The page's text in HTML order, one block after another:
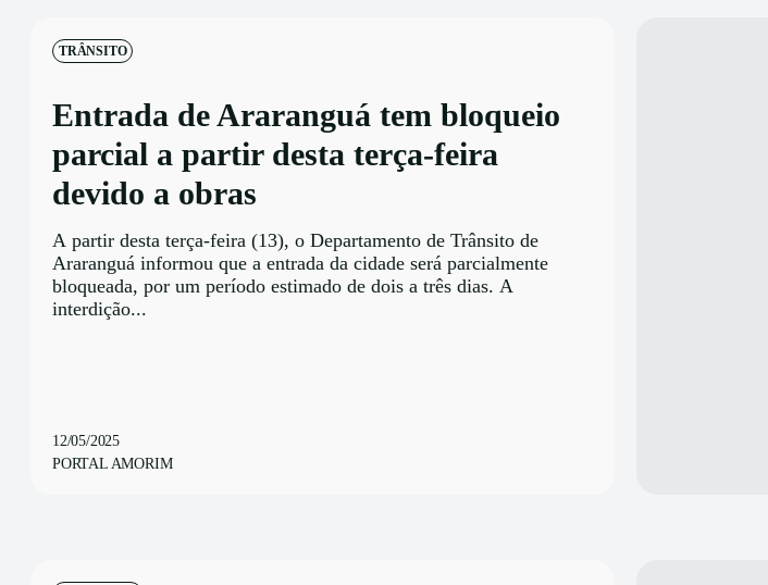
TRÂNSITO
Entrada de Araranguá tem bloqueio
parcial a partir desta terça-feira
devido a obras
A partir desta terça-feira (13), o Departamento de Trânsito de
Araranguá informou que a entrada da cidade será parcialmente
bloqueada, por um período estimado de dois a três dias. A
interdição...
12/05/2025
PORTAL AMORIM